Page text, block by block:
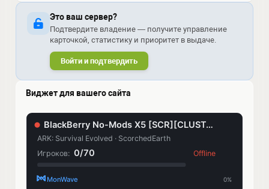
Это ваш сервер?
Подтвердите владение — получите управление
карточкой, статистику и приоритет в выдаче.
Войти и подтвердить
Виджет для вашего сайта